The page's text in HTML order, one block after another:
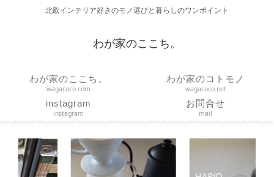
北欧インテリア好きのモノ選びと暮らしのワンポイント
わが家のここち。
わが家のここち。
wagacoco.com
わが家のコトモノ
wagacoco.net
instagram
instagram
お問合せ
mail